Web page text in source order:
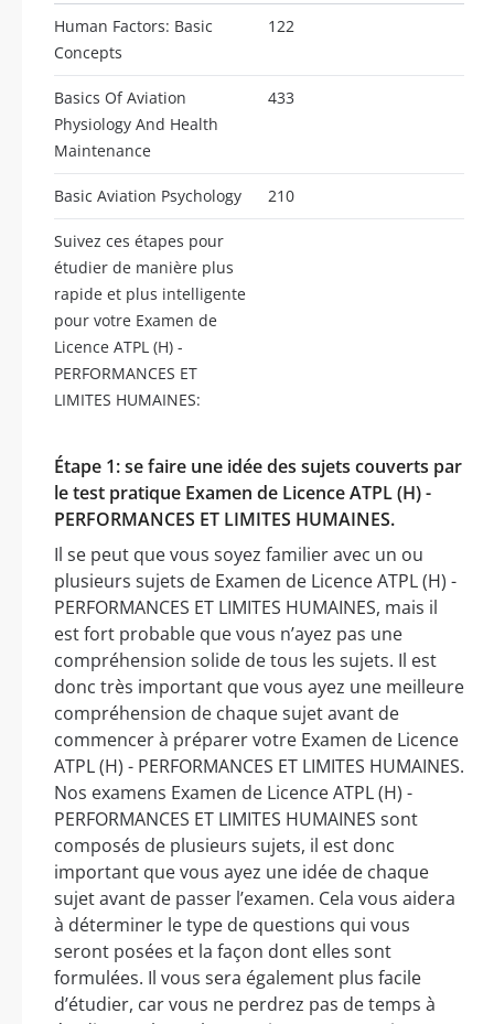
Human Factors: Basic
Concepts
122
Basics Of Aviation
Physiology And Health
Maintenance
433
Basic Aviation Psychology 210
Suivez ces étapes pour
étudier de manière plus
rapide et plus intelligente
pour votre Examen de
Licence ATPL (H) -
PERFORMANCES ET
LIMITES HUMAINES:
Étape 1: se faire une idée des sujets couverts par
le test pratique Examen de Licence ATPL (H) -
PERFORMANCES ET LIMITES HUMAINES.
Il se peut que vous soyez familier avec un ou
plusieurs sujets de Examen de Licence ATPL (H) -
PERFORMANCES ET LIMITES HUMAINES, mais il
est fort probable que vous n’ayez pas une
compréhension solide de tous les sujets. Il est
donc très important que vous ayez une meilleure
compréhension de chaque sujet avant de
commencer à préparer votre Examen de Licence
ATPL (H) - PERFORMANCES ET LIMITES HUMAINES.
Nos examens Examen de Licence ATPL (H) -
PERFORMANCES ET LIMITES HUMAINES sont
composés de plusieurs sujets, il est donc
important que vous ayez une idée de chaque
sujet avant de passer l’examen. Cela vous aidera
à déterminer le type de questions qui vous
seront posées et la façon dont elles sont
formulées. Il vous sera également plus facile
d’étudier, car vous ne perdrez pas de temps à